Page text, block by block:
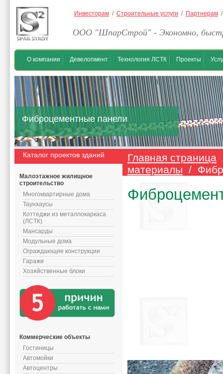
Инвесторам / Строительные услуги / Партнерам
ООО "ШпарСтрой" - Экономно,
О компании Девелопмент Технология ЛСТК Проекты
Фиброцементные панели
Каталог проектов зданий
Малоэтажное жилищное
строительство
Многоквартирные дома
Таунхаусы
Коттеджи из металлокаркаса
(ЛСТК)
Мансарды
Модульные дома
Ограждающие конструкции
Гаражи
Хозяйственные блоки
Коммерческие объекты
Гостиницы
Автомойки
Автоцентры
Главная страница
материалы /